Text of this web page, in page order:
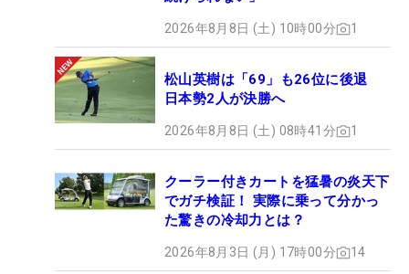
2026年8月8日 (土) 10時00分 1
松山英樹は「69」も26位に後退
日本勢2人が決勝へ
2026年8月8日 (土) 08時41分 1
クーラー付きカートを猛暑の炎天下
でガチ検証！ 実際に乗って分かっ
た驚きの冷却力とは？
2026年8月3日 (月) 17時00分 14